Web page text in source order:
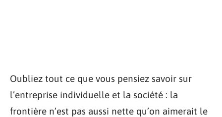
Oubliez tout ce que vous pensiez savoir sur
l’entreprise individuelle et la société : la
frontière n’est pas aussi nette qu’on aimerait le